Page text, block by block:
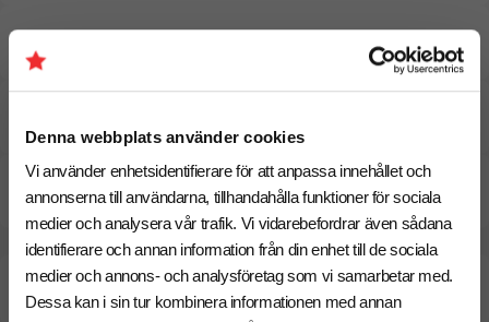
Denna webbplats använder cookies
Vi använder enhetsidentifierare för att anpassa innehållet och
annonserna till användarna, tillhandahålla funktioner för sociala
medier och analysera vår trafik. Vi vidarebefordrar även sådana
identifierare och annan information från din enhet till de sociala
medier och annons- och analysföretag som vi samarbetar med.
Dessa kan i sin tur kombinera informationen med annan
CO₂e -avtryck
Beräknad leveranstid: 8 arbetsdagar
Snabbare leverans? Kontakta oss.